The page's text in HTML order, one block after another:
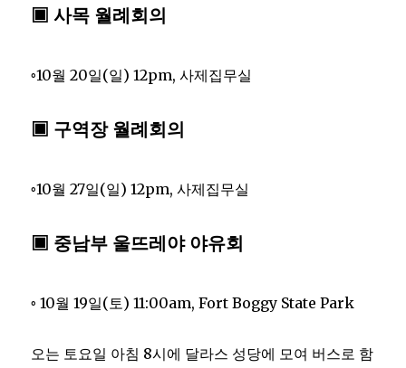
▣ 사목 월례회의
◦10월 20일(일) 12pm, 사제집무실
▣ 구역장 월례회의
◦10월 27일(일) 12pm, 사제집무실
▣ 중남부 울뜨레야 야유회
◦ 10월 19일(토) 11:00am, Fort Boggy State Park
오는 토요일 아침 8시에 달라스 성당에 모여 버스로 함